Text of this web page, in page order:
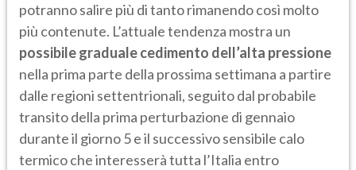
potranno salire più di tanto rimanendo così molto
più contenute. L’attuale tendenza mostra un
possibile graduale cedimento dell’alta pressione
nella prima parte della prossima settimana a partire
dalle regioni settentrionali, seguito dal probabile
transito della prima perturbazione di gennaio
durante il giorno 5 e il successivo sensibile calo
termico che interesserà tutta l’Italia entro